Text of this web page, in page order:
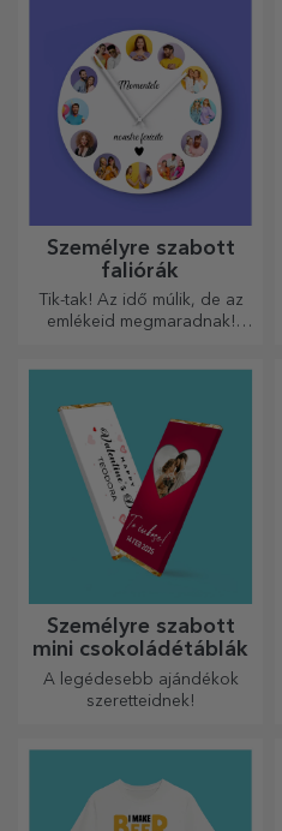
Személyre szabott
faliórák
Tik-tak! Az idő múlik, de az
emlékeid megmaradnak!
Személyre szabott
mini csokoládétáblák
A legédesebb ajándékok
szeretteidnek!